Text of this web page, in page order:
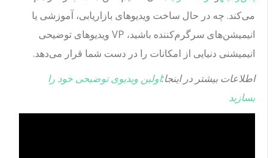
می‌کند. چه در حال ساخت ویدیوهای بازاریابی، آموزشی یا
انیمیشن‌های سرگرم‌کننده باشید، VP ویدیوهای توضیحی
انیمیشنی دنیایی از امکانات را در دست شما قرار می‌دهد.
اطلاعات بیشتر در اینجا:اولین ویدیوی توضیحی خود را
بسازید